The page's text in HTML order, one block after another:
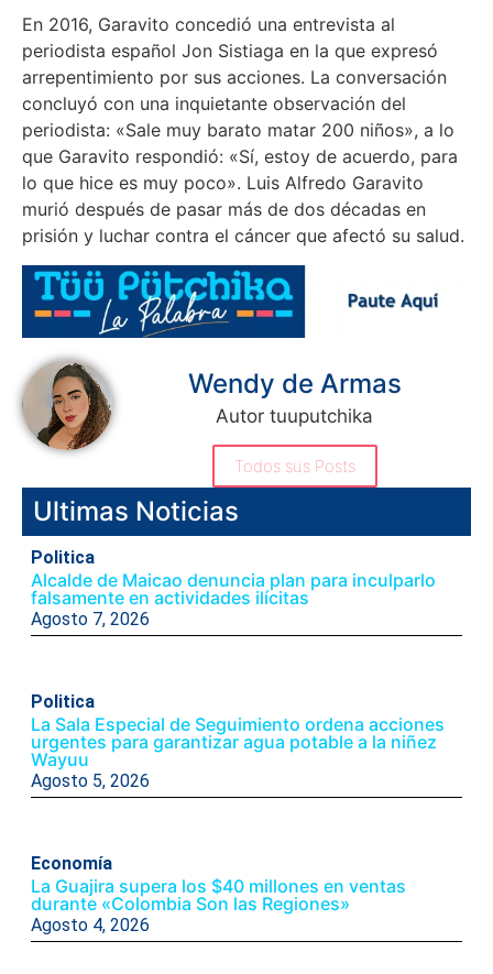
En 2016, Garavito concedió una entrevista al
periodista español Jon Sistiaga en la que expresó
arrepentimiento por sus acciones. La conversación
concluyó con una inquietante observación del
periodista: «Sale muy barato matar 200 niños», a lo
que Garavito respondió: «Sí, estoy de acuerdo, para
lo que hice es muy poco». Luis Alfredo Garavito
murió después de pasar más de dos décadas en
prisión y luchar contra el cáncer que afectó su salud.
Wendy de Armas
Autor tuuputchika
Todos sus Posts
Ultimas Noticias
Politica
Alcalde de Maicao denuncia plan para inculparlo
falsamente en actividades ilícitas
Agosto 7, 2026
Politica
La Sala Especial de Seguimiento ordena acciones
urgentes para garantizar agua potable a la niñez
Wayuu
Agosto 5, 2026
Economía
La Guajira supera los $40 millones en ventas
durante «Colombia Son las Regiones»
Agosto 4, 2026